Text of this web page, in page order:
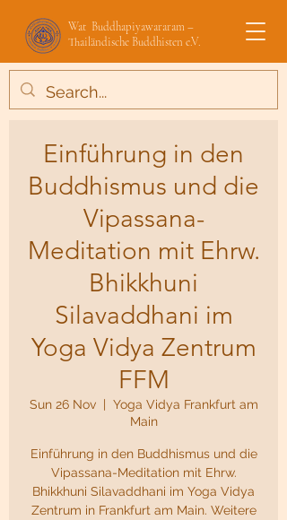
Wat Buddhapiyawararam –
Thailändische Buddhisten e.V.
Einführung in den
Buddhismus und die
Vipassana-
Meditation mit Ehrw.
Bhikkhuni
Silavaddhani im
Yoga Vidya Zentrum
FFM
Sun 26 Nov
  |
Yoga Vidya Frankfurt am
Main
Einführung in den Buddhismus und die
Vipassana-Meditation mit Ehrw.
Bhikkhuni Silavaddhani im Yoga Vidya
Zentrum in Frankfurt am Main. Weitere